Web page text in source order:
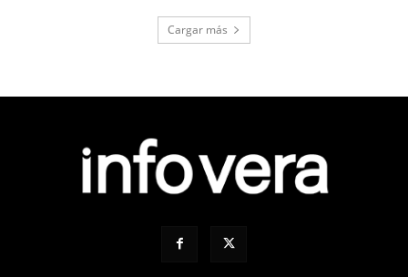
Cargar más